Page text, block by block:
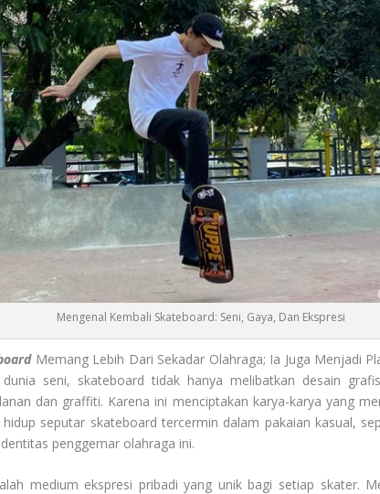
Mengenal Kembali Skateboard: Seni, Gaya, Dan Ekspresi
Memang Lebih Dari Sekadar Olahraga; Ia Juga Menjadi
dunia seni, skateboard tidak hanya melibatkan desain
dan graffiti. Karena ini menciptakan karya-karya yang
seputar skateboard tercermin dalam pakaian kasual,
penggemar olahraga ini.
medium ekspresi pribadi yang unik bagi setiap skater.